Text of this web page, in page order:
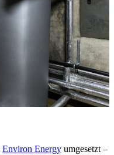
Environ Energy umgesetzt –